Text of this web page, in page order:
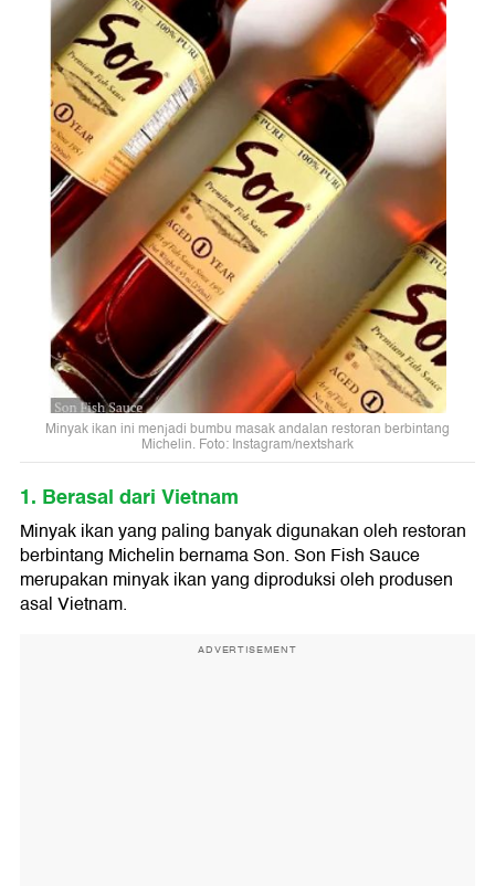
Minyak ikan ini menjadi bumbu masak andalan restoran berbintang
Michelin. Foto: Instagram/nextshark
1. Berasal dari Vietnam
Minyak ikan yang paling banyak digunakan oleh restoran
berbintang Michelin bernama Son. Son Fish Sauce
merupakan minyak ikan yang diproduksi oleh produsen
asal Vietnam.
ADVERTISEMENT